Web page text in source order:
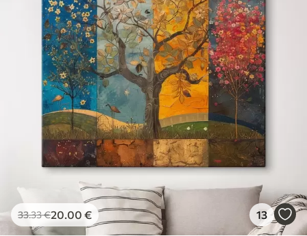
33.33€20.00 € 13